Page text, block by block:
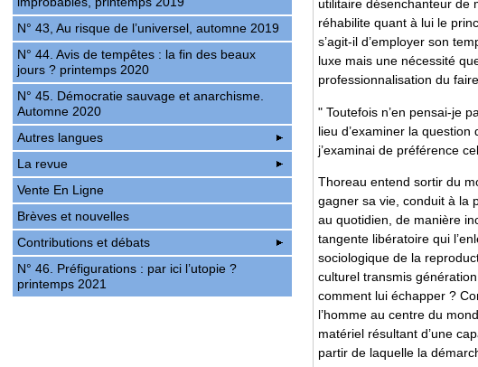
utilitaire désenchanteur de
réhabilite quant à lui le
s’agit-il d’employer son
luxe mais une nécessité
professionnalisation du
" Toutefois n’en pensai-je
lieu d’examiner la
j’examinai de préférence
Thoreau entend sortir du
gagner sa vie, conduit à la
au quotidien, de manière
tangente libératoire qui
sociologique de la
culturel transmis
comment lui échapper ?
l’homme au centre du
matériel résultant d’une
partir de laquelle la
N° 43, Au risque de l’universel, automne 2019
N° 44. Avis de tempêtes : la fin des beaux
jours ? printemps 2020
N° 45. Démocratie sauvage et anarchisme.
Automne 2020
Autres langues
La revue
Vente En Ligne
Brèves et nouvelles
Contributions et débats
N° 46. Préfigurations : par ici l’utopie ?
printemps 2021